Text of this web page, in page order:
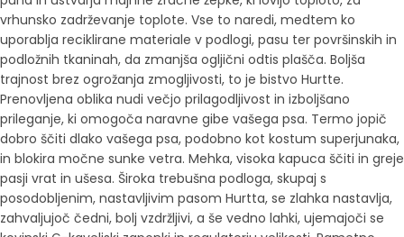
vrhunsko zadrževanje toplote. Vse to naredi, medtem ko
uporablja reciklirane materiale v podlogi, pasu ter površinskih in
podložnih tkaninah, da zmanjša ogljični odtis plašča. Boljša
trajnost brez ogrožanja zmogljivosti, to je bistvo Hurtte.
Prenovljena oblika nudi večjo prilagodljivost in izboljšano
prileganje, ki omogoča naravne gibe vašega psa. Termo jopič
dobro ščiti dlako vašega psa, podobno kot kostum superjunaka,
in blokira močne sunke vetra. Mehka, visoka kapuca ščiti in greje
pasji vrat in ušesa. Široka trebušna podloga, skupaj s
posodobljenim, nastavljivim pasom Hurtta, se zlahka nastavlja,
zahvaljujoč čedni, bolj vzdržljivi, a še vedno lahki, ujemajoči se